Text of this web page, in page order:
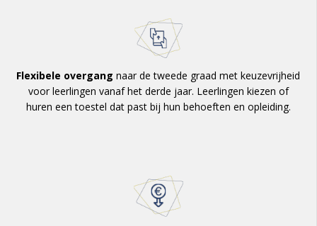
Flexibele overgangnaar de tweede graad met keuzevrijheid
voor leerlingen vanaf het derde jaar. Leerlingen kiezen of
huren een toestel dat past bij hun behoeften en opleiding.